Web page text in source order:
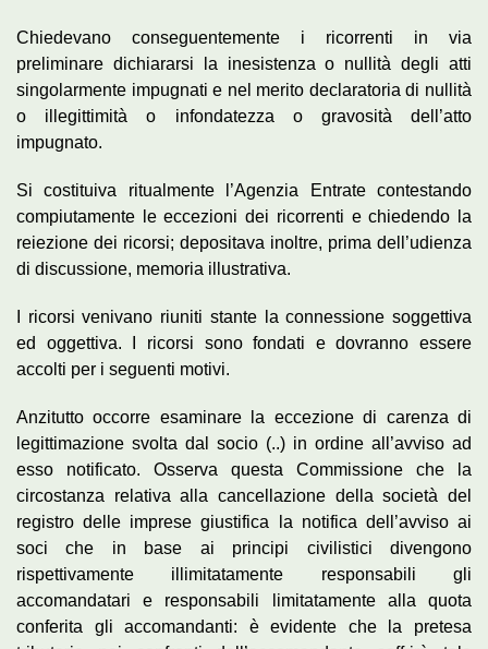
Chiedevano conseguentemente i ricorrenti in via
preliminare dichiararsi la inesistenza o nullità degli atti
singolarmente impugnati e nel merito declaratoria di nullità
o illegittimità o infondatezza o gravosità dell’atto
impugnato.
Si costituiva ritualmente l’Agenzia Entrate contestando
compiutamente le eccezioni dei ricorrenti e chiedendo la
reiezione dei ricorsi; depositava inoltre, prima dell’udienza
di discussione, memoria illustrativa.
I ricorsi venivano riuniti stante la connessione soggettiva
ed oggettiva. I ricorsi sono fondati e dovranno essere
accolti per i seguenti motivi.
Anzitutto occorre esaminare la eccezione di carenza di
legittimazione svolta dal socio (..) in ordine all’avviso ad
esso notificato. Osserva questa Commissione che la
circostanza relativa alla cancellazione della società del
registro delle imprese giustifica la notifica dell’avviso ai
soci che in base ai principi civilistici divengono
rispettivamente illimitatamente responsabili gli
accomandatari e responsabili limitatamente alla quota
conferita gli accomandanti: è evidente che la pretesa